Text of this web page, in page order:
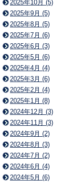
2025年10月 (5)
2025年9月 (5)
2025年8月 (5)
2025年7月 (6)
2025年6月 (3)
2025年5月 (6)
2025年4月 (4)
2025年3月 (6)
2025年2月 (4)
2025年1月 (8)
2024年12月 (3)
2024年11月 (3)
2024年9月 (2)
2024年8月 (3)
2024年7月 (2)
2024年6月 (4)
2024年5月 (6)